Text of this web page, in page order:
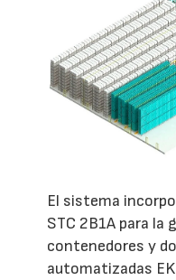
El sistema
STC 2B1A para
contenedores y
automatizadas